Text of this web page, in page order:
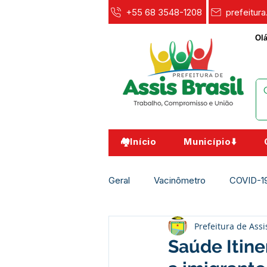
+55 68 3548-1208
🏘️Início Município⬇️
Geral Vacinômetro COVID-
Agricultura e Meio Ambiente
Saúde
Prefeitura de